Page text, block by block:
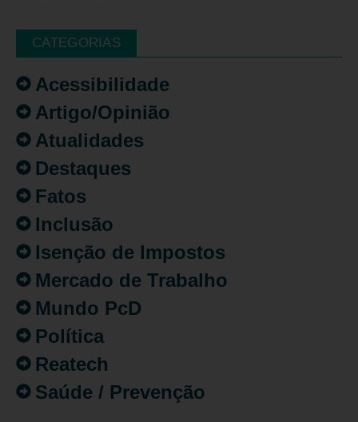
CATEGORIAS
Acessibilidade
Artigo/Opinião
Atualidades
Destaques
Fatos
Inclusão
Isenção de Impostos
Mercado de Trabalho
Mundo PcD
Política
Reatech
Saúde / Prevenção